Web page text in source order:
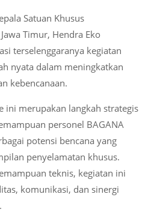
Satuan Khusus
Timur, Hendra Eko
terselenggaranya kegiatan
nyata dalam meningkatkan
kebencanaan.
ini merupakan langkah strategis
personel BAGANA
potensi bencana yang
penyelamatan khusus.
teknis, kegiatan ini
komunikasi, dan sinergi